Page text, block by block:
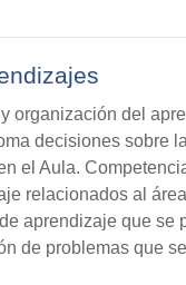
organización del
decisiones
el Aula.
relacionados al
aprendizaje que
de problemas que